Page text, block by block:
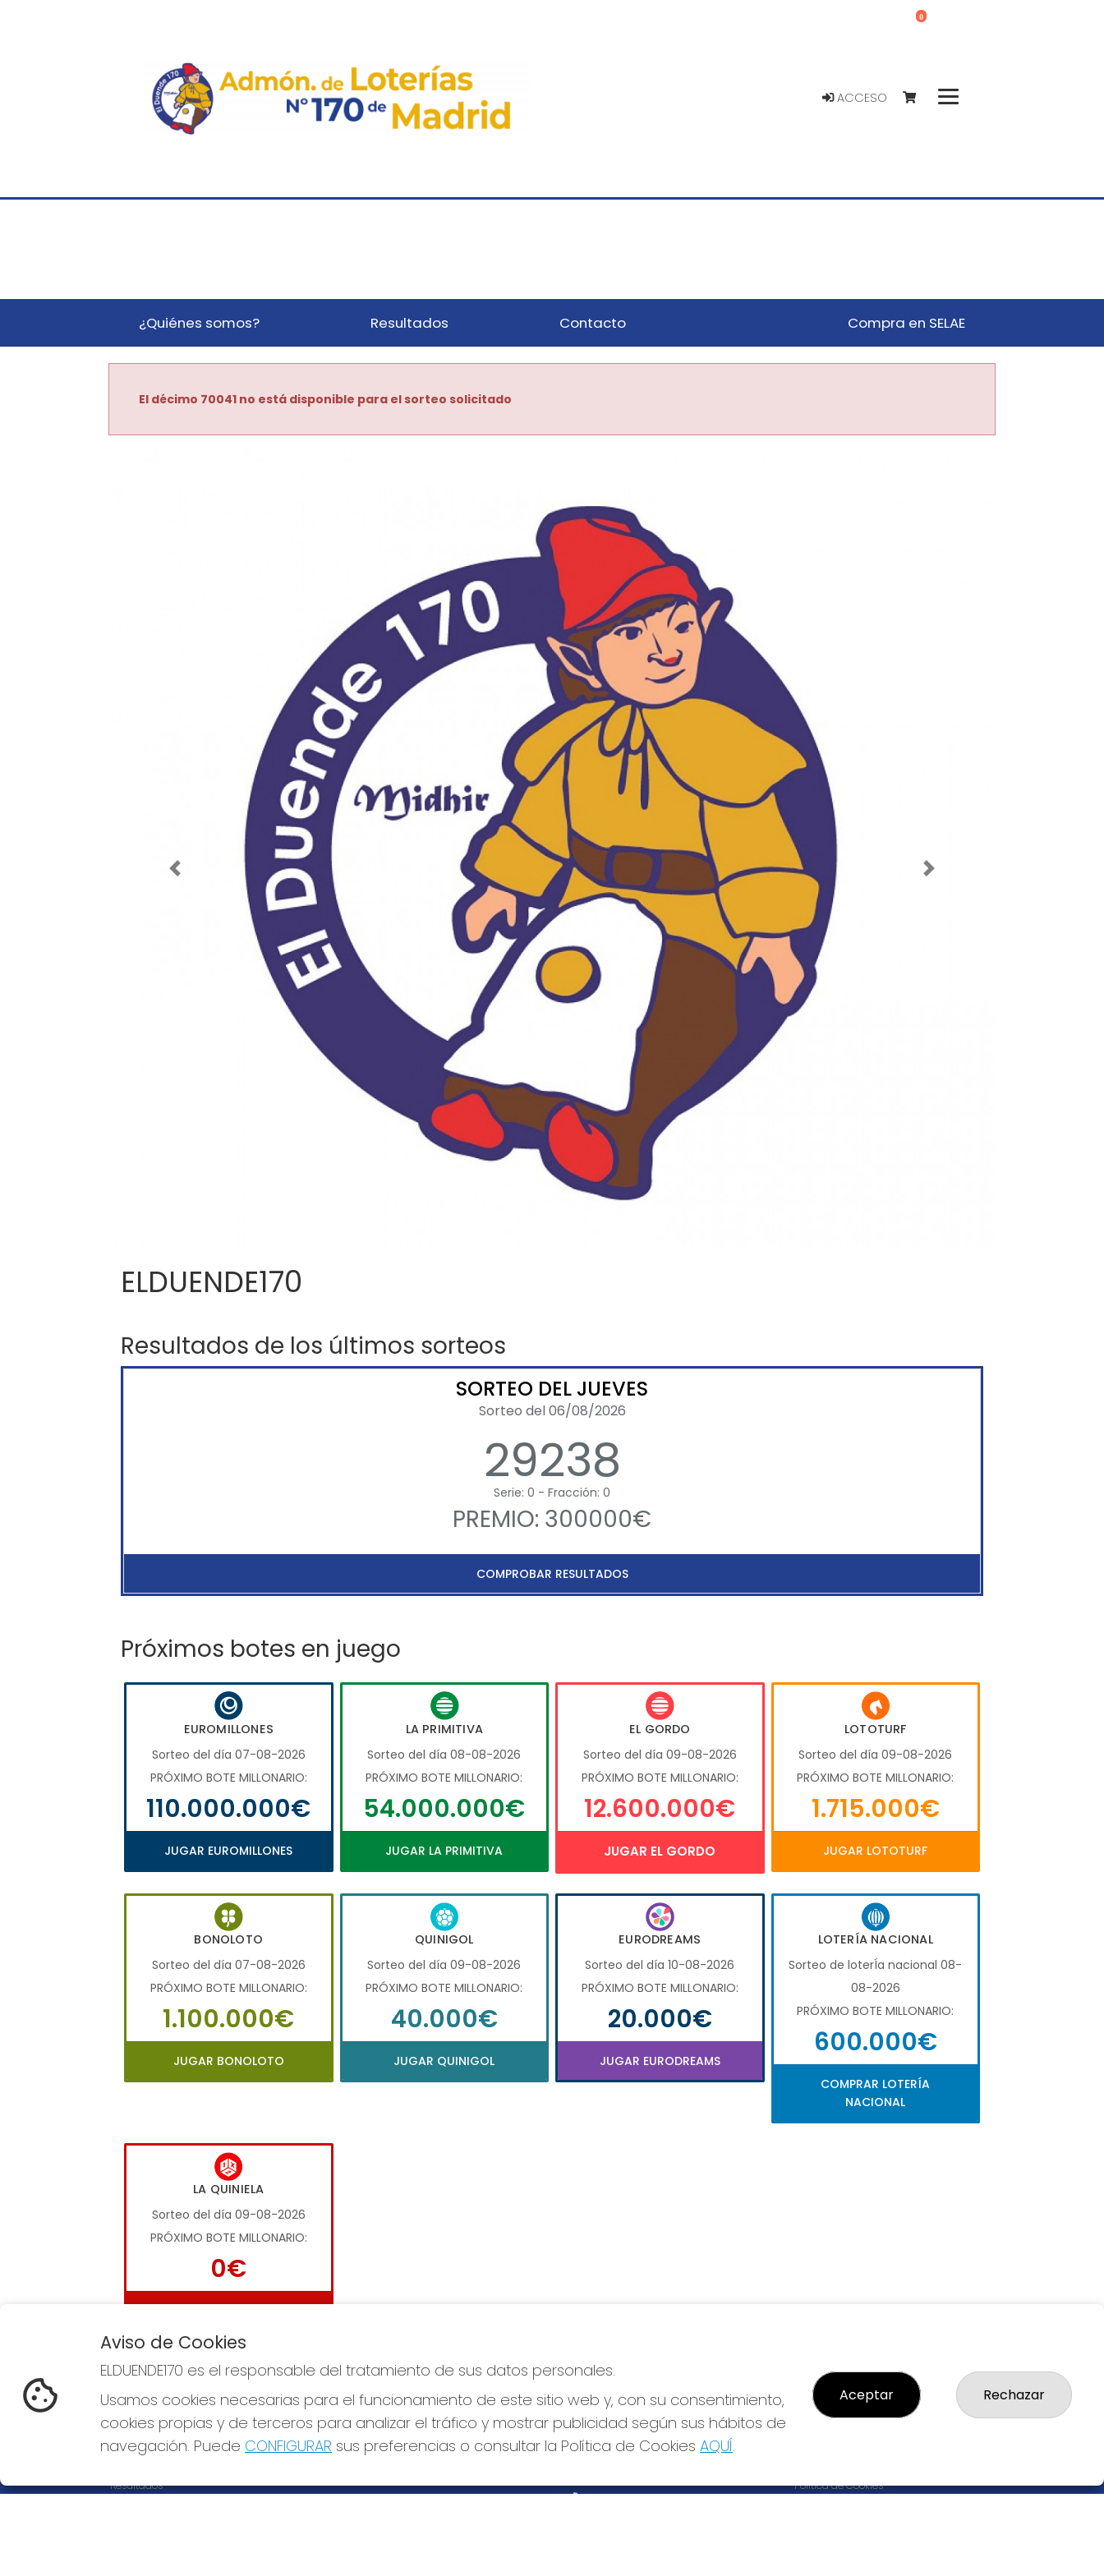
ACCESO
0
¿Quiénes somos? Resultados Contacto Compra en SELAE
El décimo 70041 no está disponible para el sorteo solicitado
Imagen anterior Imagen siguiente
ELDUENDE170
Resultados de los últimos sorteos
SORTEO DEL JUEVES
Sorteo del 06/08/2026
29238
Serie: 0 - Fracción: 0
PREMIO: 300000€
COMPROBAR RESULTADOS
Próximos botes en juego
EUROMILLONES
Sorteo del día 07-08-2026
PRÓXIMO BOTE MILLONARIO:
110.000.000€
JUGAR EUROMILLONES
LA PRIMITIVA
Sorteo del día 08-08-2026
PRÓXIMO BOTE MILLONARIO:
54.000.000€
JUGAR LA PRIMITIVA
EL GORDO
Sorteo del día 09-08-2026
PRÓXIMO BOTE MILLONARIO:
12.600.000€
JUGAR EL GORDO
LOTOTURF
Sorteo del día 09-08-2026
PRÓXIMO BOTE MILLONARIO:
1.715.000€
JUGAR LOTOTURF
BONOLOTO
Sorteo del día 07-08-2026
PRÓXIMO BOTE MILLONARIO:
1.100.000€
JUGAR BONOLOTO
QUINIGOL
Sorteo del día 09-08-2026
PRÓXIMO BOTE MILLONARIO:
40.000€
JUGAR QUINIGOL
EURODREAMS
Sorteo del día 10-08-2026
PRÓXIMO BOTE MILLONARIO:
20.000€
JUGAR EURODREAMS
LOTERÍA NACIONAL
Sorteo de loterÍa nacional 08-
08-2026
PRÓXIMO BOTE MILLONARIO:
600.000€
COMPRAR LOTERÍA
NACIONAL
LA QUINIELA
Sorteo del día 09-08-2026
PRÓXIMO BOTE MILLONARIO:
0€
ELDUENDE170
¿Quiénes somos?
Resultados
REDES SOCIALES CONTACTO
ADMINISTRACION DE LOTERIAS
Política de Cookies
Aviso de Cookies
ELDUENDE170 es el responsable del tratamiento de sus datos personales.
Usamos cookies necesarias para el funcionamiento de este sitio web y, con su consentimiento,
cookies propias y de terceros para analizar el tráfico y mostrar publicidad según sus hábitos de
navegación. Puede CONFIGURAR sus preferencias o consultar la Política de Cookies AQUÍ.
Aceptar Rechazar